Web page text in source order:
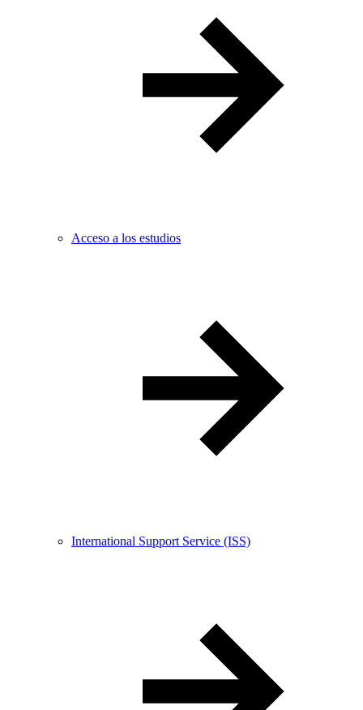
Acceso a los estudios
International Support Service (ISS)